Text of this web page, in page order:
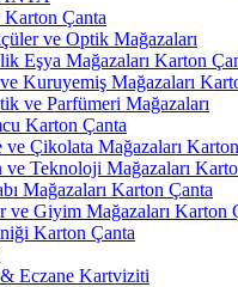
Karton Çanta
ve Optik Mağazaları
Eşya Mağazaları Karton
Kuruyemiş Mağazaları
ve Parfümeri Mağazaları
Karton Çanta
ve Çikolata Mağazaları
ve Teknoloji Mağazaları
Mağazaları Karton Çanta
ve Giyim Mağazaları Karton
Karton Çanta
& Eczane Kartviziti